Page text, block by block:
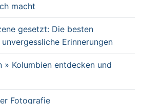
macht
gesetzt: Die besten
Erinnerungen
» Kolumbien entdecken und
Fotografie